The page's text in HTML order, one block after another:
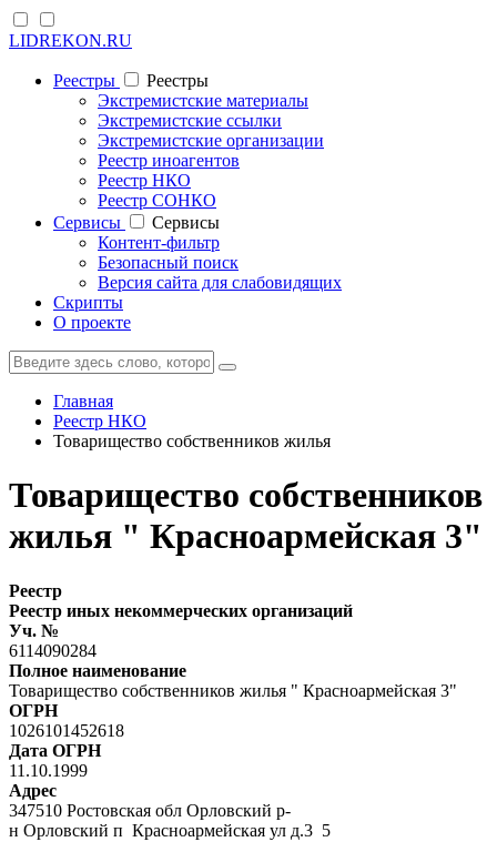
LIDREKON.RU
Реестры
Реестры
Экстремистские материалы
Экстремистские ссылки
Экстремистские организации
Реестр иноагентов
Реестр НКО
Реестр СОНКО
Cервисы
Cервисы
Контент-фильтр
Безопасный поиск
Версия сайта для слабовидящих
Скрипты
О проекте
Главная
Реестр НКО
Товарищество собственников жилья
Товарищество собственников
жилья " Красноармейская 3"
Реестр
Реестр иных некоммерческих организаций
Уч. №
6114090284
Полное наименование
Товарищество собственников жилья " Красноармейская 3"
ОГРН
1026101452618
Дата ОГРН
11.10.1999
Адрес
347510 Ростовская обл Орловский р-
н Орловский п Красноармейская ул д.3 5